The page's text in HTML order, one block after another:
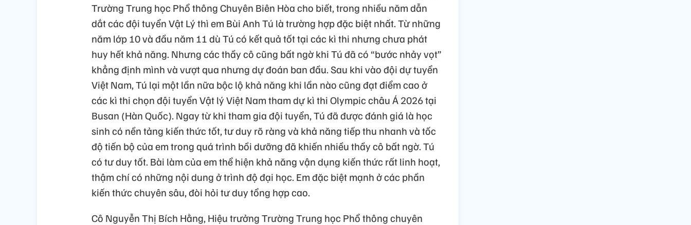
Trường Trung học Phổ thông Chuyên Biên Hòa cho biết, trong nhiều năm dẫn
dắt các đội tuyển Vật Lý thì em Bùi Anh Tú là trường hợp đặc biệt nhất. Từ những
năm lớp 10 và đầu năm 11 dù Tú có kết quả tốt tại các kì thi nhưng chưa phát
huy hết khả năng. Nhưng các thầy cô cũng bất ngờ khi Tú đã có “bước nhảy vọt”
khẳng định mình và vượt qua nhưng dự đoán ban đầu. Sau khi vào đội dự tuyển
Việt Nam, Tú lại một lần nữa bộc lộ khả năng khi lần nào cũng đạt điểm cao ở
các kì thi chọn đội tuyển Vật lý Việt Nam tham dự kì thi Olympic châu Á 2026 tại
Busan (Hàn Quốc). Ngay từ khi tham gia đội tuyển, Tú đã được đánh giá là học
sinh có nền tảng kiến thức tốt, tư duy rõ ràng và khả năng tiếp thu nhanh và tốc
độ tiến bộ của em trong quá trình bồi dưỡng đã khiến nhiều thầy cô bất ngờ. Tú
có tư duy tốt. Bài làm của em thể hiện khả năng vận dụng kiến thức rất linh hoạt,
thậm chí có những nội dung ở trình độ đại học. Em đặc biệt mạnh ở các phần
kiến thức chuyên sâu, đòi hỏi tư duy tổng hợp cao.
Cô Nguyễn Thị Bích Hằng, Hiệu trưởng Trường Trung học Phổ thông chuyên